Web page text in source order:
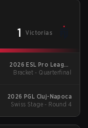
1 Victorias
2026 ESL Pro League
Season 23
Bracket - Quarterfinal
2026 PGL Cluj-Napoca
Swiss Stage - Round 4